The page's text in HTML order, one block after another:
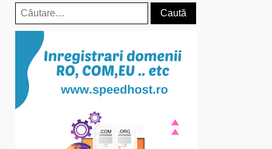
Caută
după: